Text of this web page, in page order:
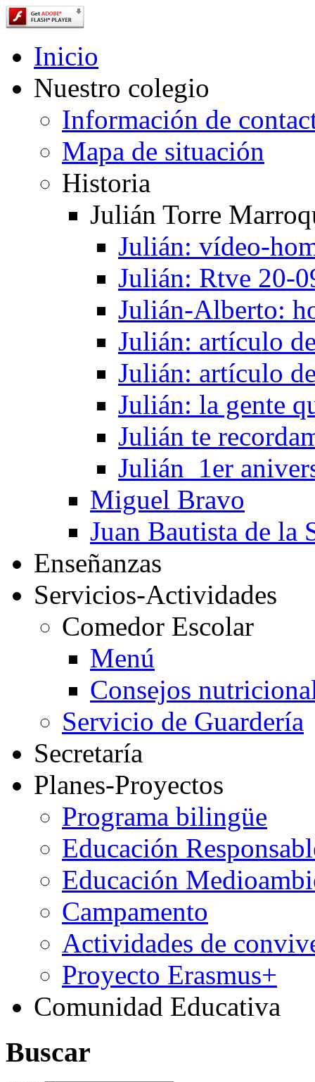
Inicio
Nuestro colegio
Información de
Mapa de situación
Historia
Julián Torre
Julián: vídeo-
Julián: Rtve 20-
Julián-Alberto:
Julián: artículo
Julián: artículo
Julián: la gente
Julián te
Julián_1er
Miguel Bravo
Juan Bautista de la
Enseñanzas
Servicios-Actividades
Comedor Escolar
Menú
Consejos
Servicio de Guardería
Secretaría
Planes-Proyectos
Programa bilingüe
Educación
Educación
Campamento
Actividades de
Proyecto Erasmus+
Comunidad Educativa
Buscar